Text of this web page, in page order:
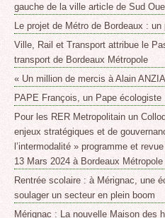
gauche de la ville article de Sud
Le projet de Métro de Bordeaux : un
Ville, Rail et Transport attribue le
transport de Bordeaux Métropole
« Un million de mercis à Alain
PAPE François, un Pape écologiste
Pour les RER Metropolitain un
enjeux stratégiques et de
l’intermodalité » programme et
13 Mars 2024 à Bordeaux Métropole
Rentrée scolaire : à Mérignac, une
soulager un secteur en plein boom
Mérignac : La nouvelle Maison des